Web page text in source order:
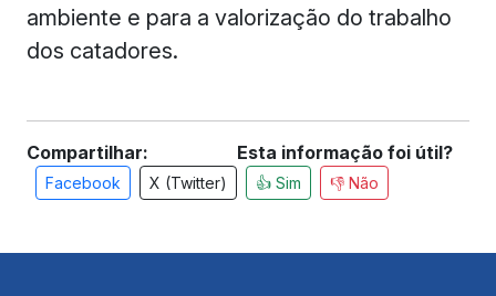
ambiente e para a valorização do trabalho
dos catadores.
Compartilhar:
Facebook X (Twitter)
Esta informação foi útil?
👍 Sim 👎 Não